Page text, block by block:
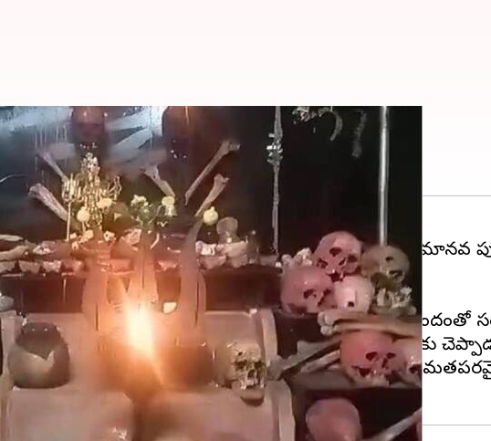
32 పుర్రెలు.. యజమాని అరెస్ట్
11:05 am
గ్రామంలోని ఓ ఫామ్‌హౌస్‌లో పోలీసులు సోమవారం 32 మానవ
నుండి పిల్లల వరకు పుర్రెలు ఉన్నాయి.
పోలీసులు వెంటనే
బెంగళూరునుంచి ఫోరెన్సిక్ బృందంతో
నిర్వహించడానికి పుర్రెలను ఉపయోగించినట్లు పోలీసులకు
పుర్రెలను సేకరించాడు, మేము అతనిపై IPC సెక్షన్ 296